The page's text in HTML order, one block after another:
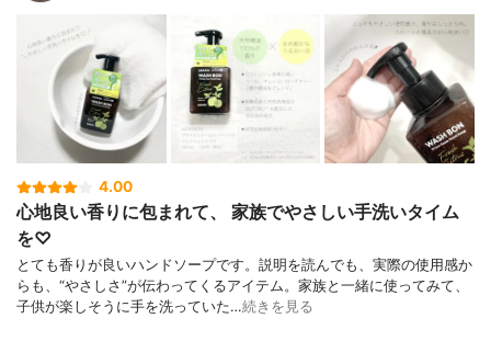
4.00
心地良い香りに包まれて、 家族でやさしい手洗いタイム
を♡
とても香りが良いハンドソープです。説明を読んでも、実際の使用感か
らも、“やさしさ”が伝わってくるアイテム。家族と一緒に使ってみて、
子供が楽しそうに手を洗っていた…続きを見る